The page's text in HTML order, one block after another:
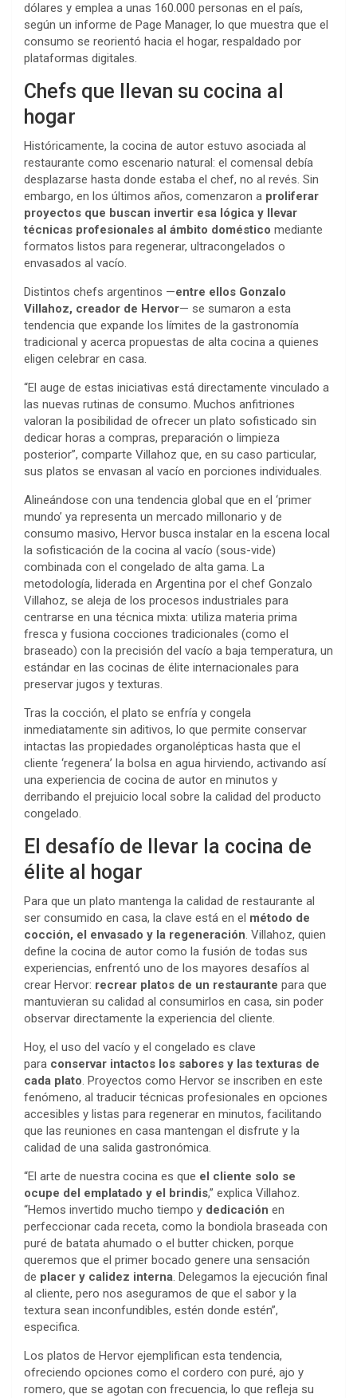
dólares y emplea a unas 160.000 personas en el país,
según un informe de Page Manager, lo que muestra que el
consumo se reorientó hacia el hogar, respaldado por
plataformas digitales.
Chefs que llevan su cocina al
hogar
Históricamente, la cocina de autor estuvo asociada al
restaurante como escenario natural: el comensal debía
desplazarse hasta donde estaba el chef, no al revés. Sin
embargo, en los últimos años, comenzaron a proliferar
proyectos que buscan invertir esa lógica y llevar
técnicas profesionales al ámbito doméstico mediante
formatos listos para regenerar, ultracongelados o
envasados al vacío.
Distintos chefs argentinos —entre ellos Gonzalo
Villahoz, creador de Hervor— se sumaron a esta
tendencia que expande los límites de la gastronomía
tradicional y acerca propuestas de alta cocina a quienes
eligen celebrar en casa.
“El auge de estas iniciativas está directamente vinculado a
las nuevas rutinas de consumo. Muchos anfitriones
valoran la posibilidad de ofrecer un plato sofisticado sin
dedicar horas a compras, preparación o limpieza
posterior”, comparte Villahoz que, en su caso particular,
sus platos se envasan al vacío en porciones individuales.
Alineándose con una tendencia global que en el ‘primer
mundo’ ya representa un mercado millonario y de
consumo masivo, Hervor busca instalar en la escena local
la sofisticación de la cocina al vacío (sous-vide)
combinada con el congelado de alta gama. La
metodología, liderada en Argentina por el chef Gonzalo
Villahoz, se aleja de los procesos industriales para
centrarse en una técnica mixta: utiliza materia prima
fresca y fusiona cocciones tradicionales (como el
braseado) con la precisión del vacío a baja temperatura, un
estándar en las cocinas de élite internacionales para
preservar jugos y texturas.
Tras la cocción, el plato se enfría y congela
inmediatamente sin aditivos, lo que permite conservar
intactas las propiedades organolépticas hasta que el
cliente ‘regenera’ la bolsa en agua hirviendo, activando así
una experiencia de cocina de autor en minutos y
derribando el prejuicio local sobre la calidad del producto
congelado.
El desafío de llevar la cocina de
élite al hogar
Para que un plato mantenga la calidad de restaurante al
ser consumido en casa, la clave está en el método de
cocción, el envasado y la regeneración. Villahoz, quien
define la cocina de autor como la fusión de todas sus
experiencias, enfrentó uno de los mayores desafíos al
crear Hervor: recrear platos de un restaurante para que
mantuvieran su calidad al consumirlos en casa, sin poder
observar directamente la experiencia del cliente.
Hoy, el uso del vacío y el congelado es clave
para conservar intactos los sabores y las texturas de
cada plato. Proyectos como Hervor se inscriben en este
fenómeno, al traducir técnicas profesionales en opciones
accesibles y listas para regenerar en minutos, facilitando
que las reuniones en casa mantengan el disfrute y la
calidad de una salida gastronómica.
“El arte de nuestra cocina es que el cliente solo se
ocupe del emplatado y el brindis,” explica Villahoz.
“Hemos invertido mucho tiempo y dedicación en
perfeccionar cada receta, como la bondiola braseada con
puré de batata ahumado o el butter chicken, porque
queremos que el primer bocado genere una sensación
de placer y calidez interna. Delegamos la ejecución final
al cliente, pero nos aseguramos de que el sabor y la
textura sean inconfundibles, estén donde estén”,
especifica.
Los platos de Hervor ejemplifican esta tendencia,
ofreciendo opciones como el cordero con puré, ajo y
romero, que se agotan con frecuencia, lo que refleja su